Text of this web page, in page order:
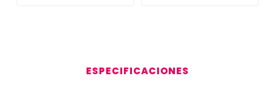
ESPECIFICACIONES